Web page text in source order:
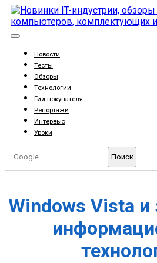
Новости
Тесты
Обзоры
Технологии
Гид покупателя
Репортажи
Интервью
Уроки
Поиск
Windows Vista и